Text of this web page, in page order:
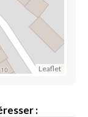
Leaflet
: